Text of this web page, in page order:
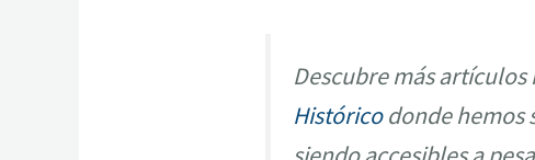
Descubre más
Históricodonde hemos